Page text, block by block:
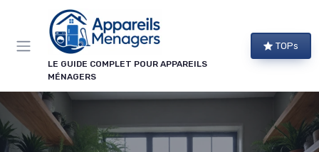
LE GUIDE COMPLET POUR APPAREILS
MÉNAGERS
TOPs
Panneau de gestion des cookies